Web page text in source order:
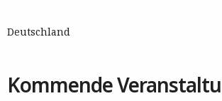
Deutschland
Kommende